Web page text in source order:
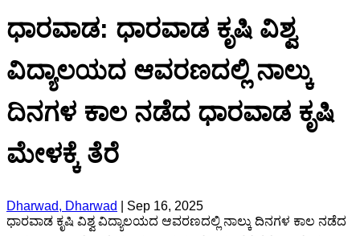
ಧಾರವಾಡ: ಧಾರವಾಡ ಕೃಷಿ ವಿಶ್ವ
ವಿದ್ಯಾಲಯದ ಆವರಣದಲ್ಲಿ ನಾಲ್ಕು
ದಿನಗಳ ಕಾಲ ನಡೆದ ಧಾರವಾಡ ಕೃಷಿ
ಮೇಳಕ್ಕೆ ತೆರೆ
Dharwad, Dharwad
Sep 16, 2025
ಧಾರವಾಡ ಕೃಷಿ ವಿಶ್ವ ವಿದ್ಯಾಲಯದ ಆವರಣದಲ್ಲಿ ನಾಲ್ಕು ದಿನಗಳ ಕಾಲ ನಡೆದ